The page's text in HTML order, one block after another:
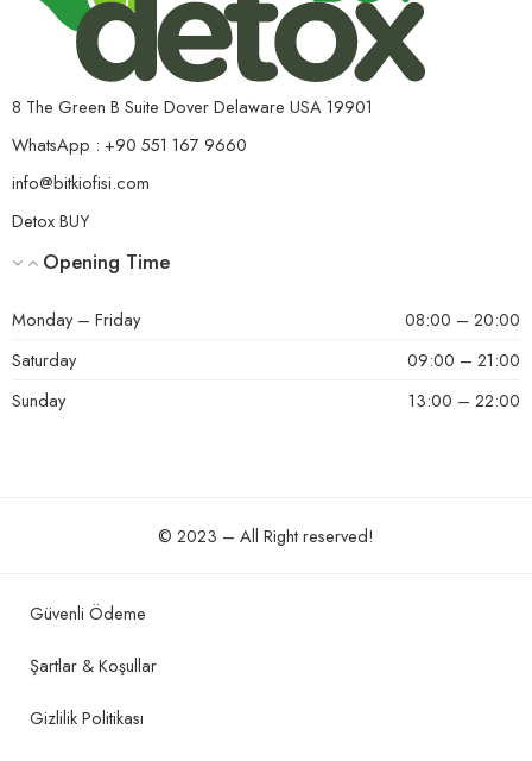
8 The Green B Suite Dover Delaware USA 19901
WhatsApp : +90 551 167 9660
info@bitkiofisi.com
Detox BUY
Opening Time
Monday – Friday
08:00 – 20:00
Saturday
09:00 – 21:00
Sunday
13:00 – 22:00
© 2023 – All Right reserved!
Güvenli Ödeme
Şartlar & Koşullar
Gizlilik Politikası